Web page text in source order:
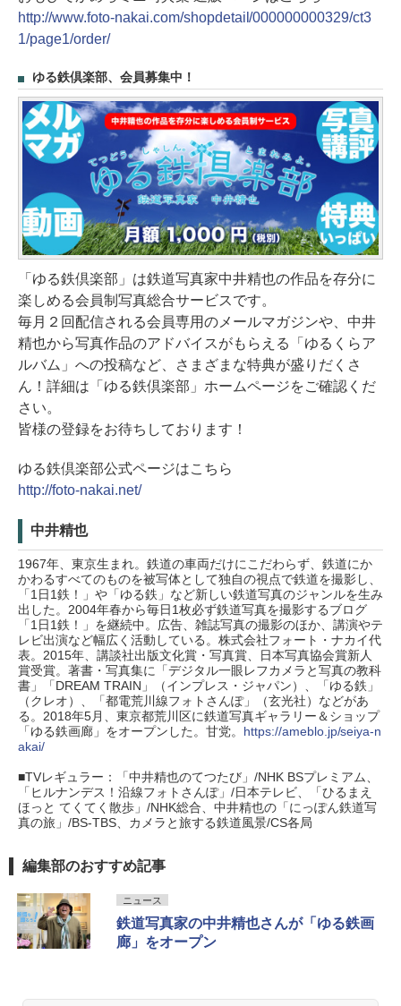
http://www.foto-nakai.com/shopdetail/000000000329/ct3
1/page1/order/
ゆる鉄倶楽部、会員募集中！
「ゆる鉄倶楽部」は鉄道写真家中井精也の作品を存分に
楽しめる会員制写真総合サービスです。
毎月２回配信される会員専用のメールマガジンや、中井
精也から写真作品のアドバイスがもらえる「ゆるくらア
ルバム」への投稿など、さまざまな特典が盛りだくさ
ん！詳細は「ゆる鉄倶楽部」ホームページをご確認くだ
さい。
皆様の登録をお待ちしております！
ゆる鉄倶楽部公式ページはこちら
http://foto-nakai.net/
中井精也
1967年、東京生まれ。鉄道の車両だけにこだわらず、鉄道にか
かわるすべてのものを被写体として独自の視点で鉄道を撮影し、
「1日1鉄！」や「ゆる鉄」など新しい鉄道写真のジャンルを生み
出した。2004年春から毎日1枚必ず鉄道写真を撮影するブログ
「1日1鉄！」を継続中。広告、雑誌写真の撮影のほか、講演やテ
レビ出演など幅広く活動している。株式会社フォート・ナカイ代
表。2015年、講談社出版文化賞・写真賞、日本写真協会賞新人
賞受賞。著書・写真集に「デジタル一眼レフカメラと写真の教科
書」「DREAM TRAIN」（インプレス・ジャパン）、「ゆる鉄」
（クレオ）、「都電荒川線フォトさんぽ」（玄光社）などがあ
る。2018年5月、東京都荒川区に鉄道写真ギャラリー＆ショップ
「ゆる鉄画廊」をオープンした。甘党。 https://ameblo.jp/seiya-n
akai/
■TVレギュラー：「中井精也のてつたび」/NHK BSプレミアム、
「ヒルナンデス！沿線フォトさんぽ」/日本テレビ、「ひるまえ
ほっと てくてく散歩」/NHK総合、中井精也の「にっぽん鉄道写
真の旅」/BS-TBS、カメラと旅する鉄道風景/CS各局
編集部のおすすめ記事
ニュース
鉄道写真家の中井精也さんが「ゆる鉄画
廊」をオープン